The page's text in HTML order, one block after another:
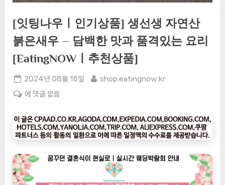
[잇팅나우ㅣ인기상품] 생선생 자연산
붉은새우 – 담백한 맛과 품격있는 요리
[EatingNOWㅣ추천상품]
Posted
on
2024년 08월 16일 By
shop.eatingnow.kr
[잇
나
우
ㅣ
인
기
상
에 댓글 없음